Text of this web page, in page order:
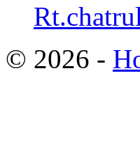
© 2026 -